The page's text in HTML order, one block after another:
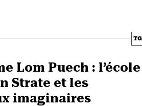
Lom Puech : l’école
Strate et les
imaginaires